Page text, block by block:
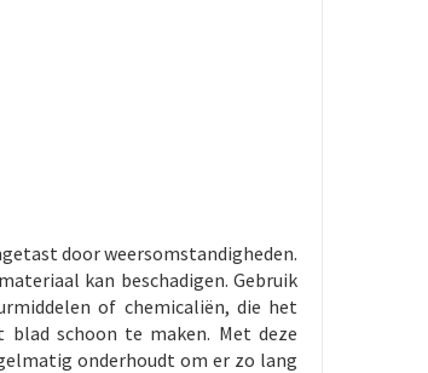
door weersomstandigheden.
kan beschadigen. Gebruik
of chemicaliën, die het
blad schoon te maken. Met deze
onderhoudt om er zo lang